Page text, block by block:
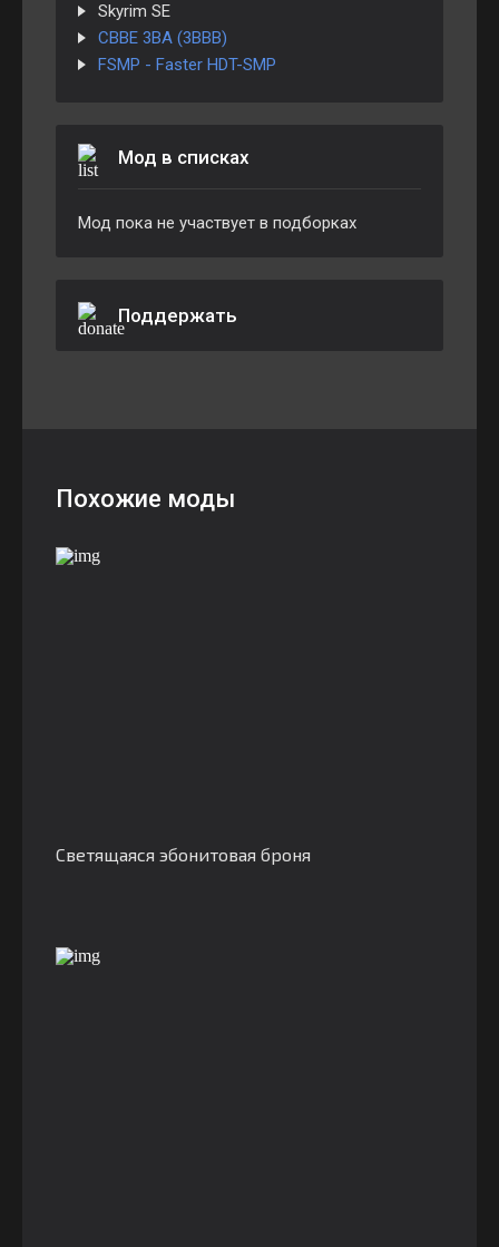
Skyrim SE
CBBE 3BA (3BBB)
FSMP - Faster HDT-SMP
Мод в списках
Мод пока не участвует в подборках
Поддержать
Похожие моды
Светящаяся эбонитовая броня